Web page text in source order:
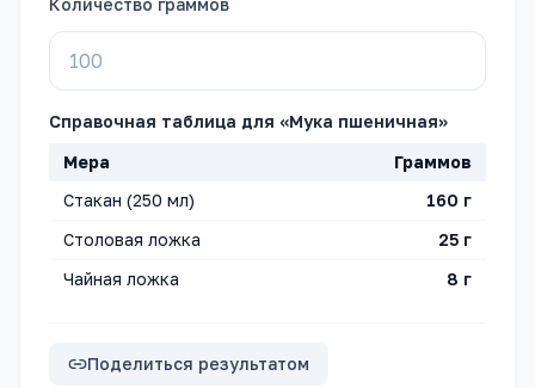
Количество граммов
Справочная таблица для «Мука пшеничная»
Мера
Граммов
Стакан (250 мл)
160 г
Столовая ложка
25 г
Чайная ложка
8 г
Поделиться результатом